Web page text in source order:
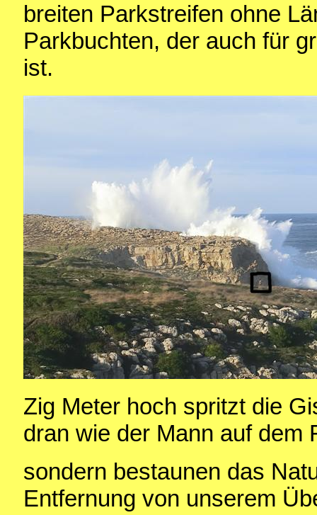
breiten Parkstreifen ohne
Parkbuchten, der auch für
ist.
Zig Meter hoch spritzt die
dran wie der Mann auf dem
sondern bestaunen das
Entfernung von unserem